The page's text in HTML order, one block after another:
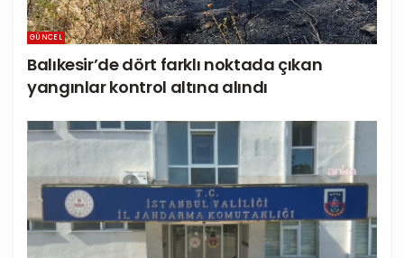
GÜNCEL
Balıkesir’de dört farklı noktada çıkan
yangınlar kontrol altına alındı